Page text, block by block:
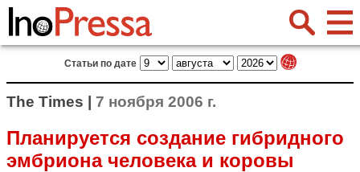
Статьи по дате
The Times | 7 ноября 2006 г.
Планируется создание гибридного
эмбриона человека и коровы